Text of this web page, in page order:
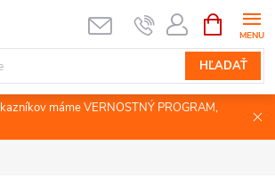
HĽADAŤ
KOŠÍK
máme VERNOSTNÝ PROGRAM,